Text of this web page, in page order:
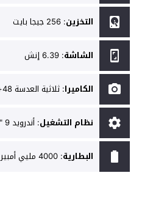
التخزين: 256 جيجا بايت
الشاشة: 6.39 إنش
الكاميرا: ثلاثية العدسة 48+13+5 ميجا بيكسل
نظام التشغيل: أندرويد 9 "باي"
البطارية: 4000 مليي أمبير